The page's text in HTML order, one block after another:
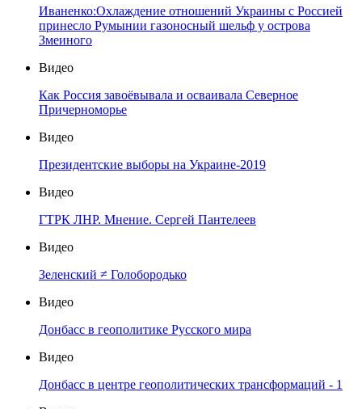
Иваненко:Охлаждение отношений Украины с Россией
принесло Румынии газоносный шельф у острова
Змеиного
Видео
Как Россия завоёвывала и осваивала Северное
Причерноморье
Видео
Президентские выборы на Украине-2019
Видео
ГТРК ЛНР. Мнение. Сергей Пантелеев
Видео
Зеленский ≠ Голобородько
Видео
Донбасс в геополитике Русского мира
Видео
Донбасс в центре геополитических трансформаций - 1